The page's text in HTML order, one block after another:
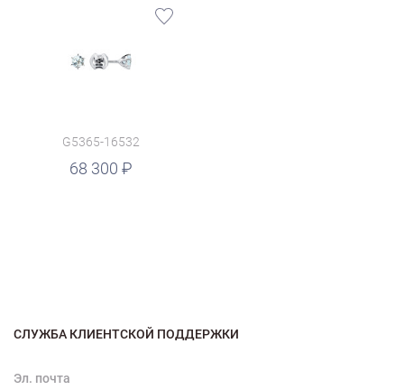
G5365-16532
68 300
СЛУЖБА КЛИЕНТСКОЙ ПОДДЕРЖКИ
Эл. почта